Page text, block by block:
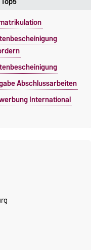
Abschlussarbeiten
International